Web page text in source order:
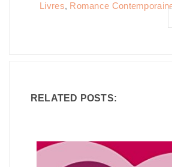
Livres, Romance
RELATED POSTS: